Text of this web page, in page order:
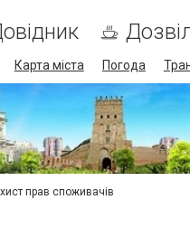
Карта міста Погода
прав споживачів